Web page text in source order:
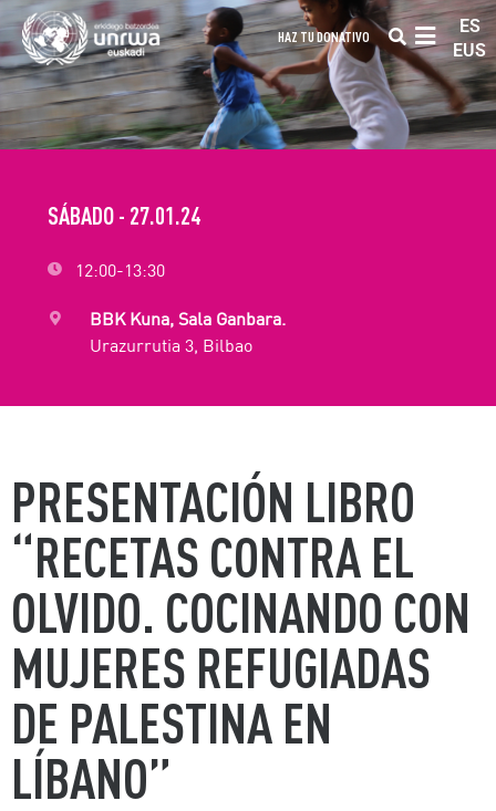
HAZ TU DONATIVO
ES
EUS
SÁBADO - 27.01.24
12:00-13:30
BBK Kuna, Sala Ganbara.
Urazurrutia 3, Bilbao
PRESENTACIÓN LIBRO
“RECETAS CONTRA EL
OLVIDO. COCINANDO CON
MUJERES REFUGIADAS
DE PALESTINA EN
LÍBANO”